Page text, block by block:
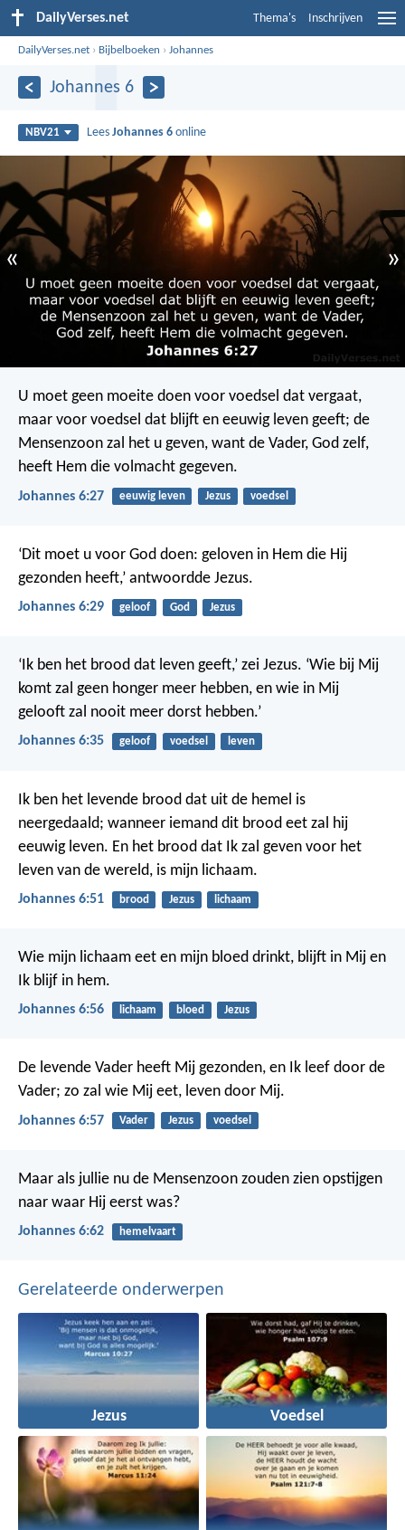
DailyVerses.net Thema's Inschrijven
DailyVerses.net › Bijbelboeken ›Johannes
Johannes 6
NBV21 LeesJohannes 6 online
« »
U moet geen moeite doen voor voedsel dat vergaat,
maar voor voedsel dat blijft en eeuwig leven geeft; de
Mensenzoon zal het u geven, want de Vader, God zelf,
heeft Hem die volmacht gegeven.
Johannes 6:27 eeuwig leven Jezus voedsel
‘Dit moet u voor God doen: geloven in Hem die Hij
gezonden heeft,’ antwoordde Jezus.
Johannes 6:29 geloof God Jezus
‘Ik ben het brood dat leven geeft,’ zei Jezus. ‘Wie bij Mij
komt zal geen honger meer hebben, en wie in Mij
gelooft zal nooit meer dorst hebben.’
Johannes 6:35 geloof voedsel leven
Ik ben het levende brood dat uit de hemel is
neergedaald; wanneer iemand dit brood eet zal hij
eeuwig leven. En het brood dat Ik zal geven voor het
leven van de wereld, is mijn lichaam.
Johannes 6:51 brood Jezus lichaam
Wie mijn lichaam eet en mijn bloed drinkt, blijft in Mij en
Ik blijf in hem.
Johannes 6:56 lichaam bloed Jezus
De levende Vader heeft Mij gezonden, en Ik leef door de
Vader; zo zal wie Mij eet, leven door Mij.
Johannes 6:57 Vader Jezus voedsel
Maar als jullie nu de Mensenzoon zouden zien opstijgen
naar waar Hij eerst was?
Johannes 6:62 hemelvaart
Gerelateerde onderwerpen
Jezus Voedsel